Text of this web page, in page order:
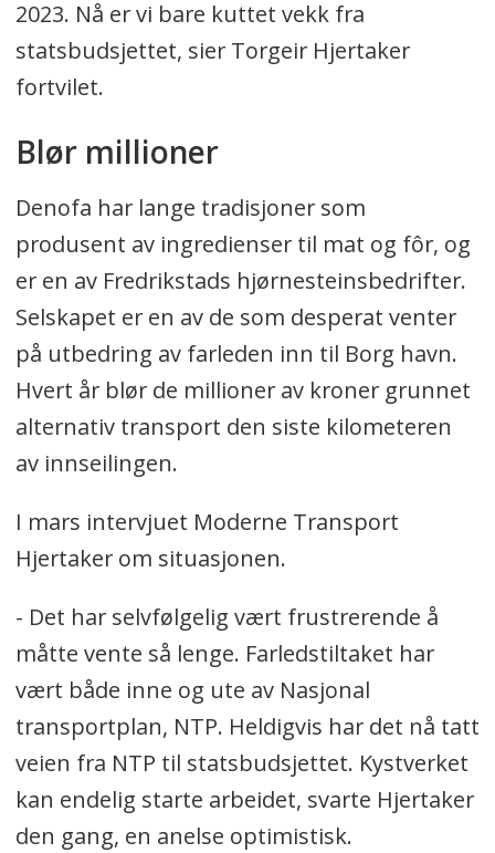
2023. Nå er vi bare kuttet vekk fra
statsbudsjettet, sier Torgeir Hjertaker
fortvilet.
Blør millioner
Denofa har lange tradisjoner som
produsent av ingredienser til mat og fôr, og
er en av Fredrikstads hjørnesteinsbedrifter.
Selskapet er en av de som desperat venter
på utbedring av farleden inn til Borg havn.
Hvert år blør de millioner av kroner grunnet
alternativ transport den siste kilometeren
av innseilingen.
I mars intervjuet Moderne Transport
Hjertaker om situasjonen.
- Det har selvfølgelig vært frustrerende å
måtte vente så lenge. Farledstiltaket har
vært både inne og ute av Nasjonal
transportplan, NTP. Heldigvis har det nå tatt
veien fra NTP til statsbudsjettet. Kystverket
kan endelig starte arbeidet, svarte Hjertaker
den gang, en anelse optimistisk.